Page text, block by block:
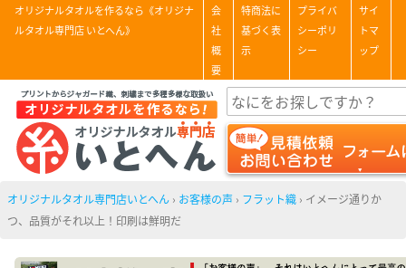
オリジナルタオルを作るなら《オリジナ
ルタオル専門店 いとへん》
会
社
概
要
特商法に
基づく表
示
プライバ
シーポリ
シー
サイ
トマ
ップ
オリジナルタオル専門店いとへん › お客様の声 › フラット織 › イメージ通りか
つ、品質がそれ以上！印刷は鮮明だ